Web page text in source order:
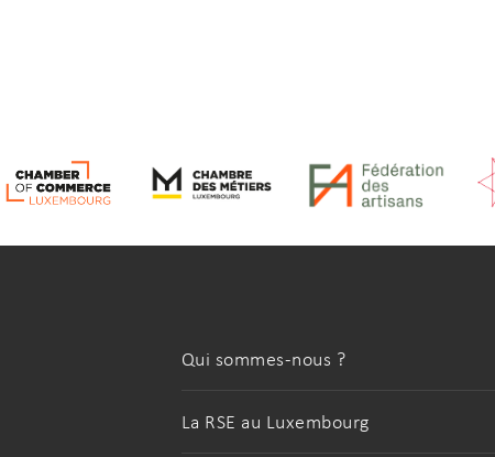
Qui sommes-nous ?
La RSE au Luxembourg